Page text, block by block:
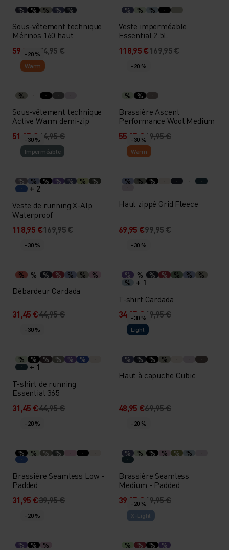
% % % % %
Sous-vêtement technique
Mérinos 160 haut
59,95 €74,95 €
% % %
Veste imperméable
Essential 2.5L
118,95 €169,95 €
-20 %
Warm
%
Sous-vêtement technique
Active Warm demi-zip
51,95 €64,95 €
-20 %
% %
Brassière Ascent
Performance Wool Medium
55,95 €69,95 €
-30 %
Imperméable
% % % % % % %
+ 2
Veste de running X-Alp
Waterproof
118,95 €169,95 €
-30 %
Warm
% % %
Haut zippé Grid Fleece
69,95 €99,95 €
-30 %
% % % % % % %
Débardeur Cardada
31,45 €44,95 €
-30 %
% % % % % %
%
%
+ 1
T-shirt Cardada
34,95 €49,95 €
-30 %
% % % % % %
+ 1
T-shirt de running
Essential 365
31,45 €44,95 €
-30 %
Light
% % % %
Haut à capuche Cubic
48,95 €69,95 €
-20 %
% % % %
Brassière Seamless Low -
Padded
31,95 €39,95 €
-20 %
% % % % % %
Brassière Seamless
Medium - Padded
39,95 €49,95 €
-20 %
% % %
-20 %
X-Light
% % % %